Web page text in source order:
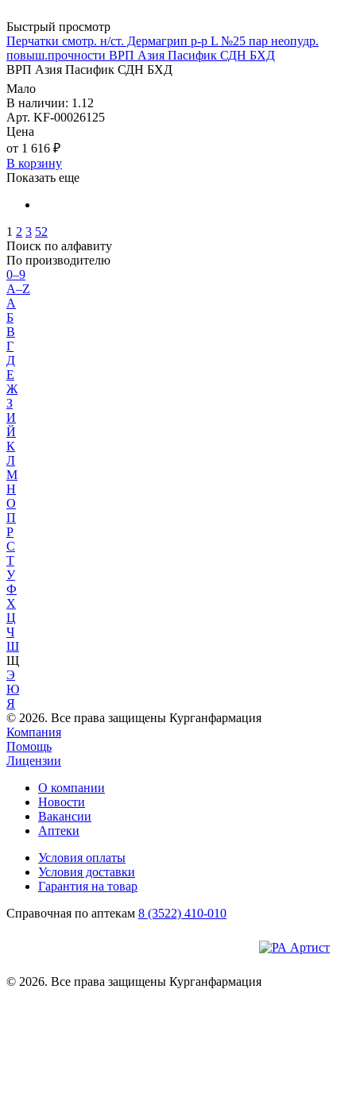
Быстрый просмотр
Перчатки смотр. н/ст. Дермагрип р-р L №25 пар неопудр.
повыш.прочности ВРП Азия Пасифик СДН БХД
ВРП Азия Пасифик СДН БХД
Мало
В наличии: 1.12
Арт. KF-00026125
Цена
от 1 616 ₽
В корзину
Показать еще
1 2 3 52
Поиск по алфавиту
По производителю
0–9
A–Z
А
Б
В
Г
Д
Е
Ж
З
И
Й
К
Л
М
Н
О
П
Р
С
Т
У
Ф
Х
Ц
Ч
Ш
Щ
Э
Ю
Я
© 2026. Все права защищены Курганфармация
Компания
Помощь
Лицензии
О компании
Новости
Вакансии
Аптеки
Условия оплаты
Условия доставки
Гарантия на товар
Справочная по аптекам 8 (3522) 410-010
© 2026. Все права защищены Курганфармация